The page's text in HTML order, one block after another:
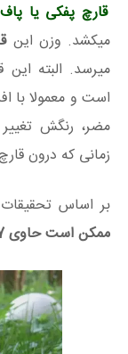
قارچ پفکی یا
میکشد. وزن این
میرسد. البته
است و معمولا با
مضر، رنگش
زمانی که درون
بر اساس
ممکن است حاوی 7 تریلیون هاگ باشد!